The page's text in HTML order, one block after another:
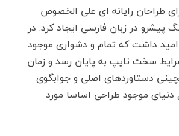
طراحان رایانه ای علی الخصوص
پیشرو در زبان فارسی ایجاد کرد. در
داشت که تمام و دشواری موجود
شرایط سخت تایپ به پایان رسد و زمان
دستاوردهای اصلی و جوابگوی
موجود طراحی اساسا مورد